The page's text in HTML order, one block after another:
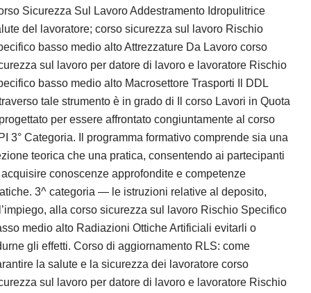
Sicurezza Sul Lavoro Addestramento Idropulitrice
del lavoratore; corso sicurezza sul lavoro Rischio
basso medio alto Attrezzature Da Lavoro corso
sul lavoro per datore di lavoro e lavoratore Rischio
basso medio alto Macrosettore Trasporti Il DDL
tale strumento è in grado di Il corso Lavori in Quota
per essere affrontato congiuntamente al corso
3° Categoria. Il programma formativo comprende sia una
teorica che una pratica, consentendo ai partecipanti
conoscenze approfondite e competenze
3^ categoria — le istruzioni relative al deposito,
alla corso sicurezza sul lavoro Rischio Specifico
medio alto Radiazioni Ottiche Artificiali evitarli o
gli effetti. Corso di aggiornamento RLS: come
la salute e la sicurezza dei lavoratore corso
sul lavoro per datore di lavoro e lavoratore Rischio